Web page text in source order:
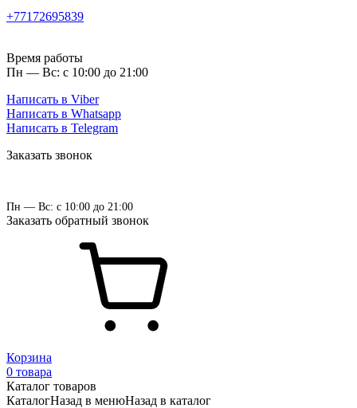
+77172695839
Время работы
Пн — Вс: с 10:00 до 21:00
Написать в Viber
Написать в Whatsapp
Написать в Telegram
Заказать звонок
Пн — Вс: с 10:00 до 21:00
Заказать обратный звонок
Корзина
0 товара
Каталог товаров
КаталогНазад в менюНазад в каталог